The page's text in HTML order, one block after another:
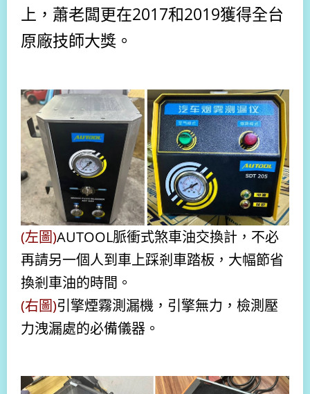
上，蕭老闆更在2017和2019獲得全台
原廠技師大獎。
(左圖)AUTOOL脈衝式煞車油交換計，不必
再請另一個人到車上踩剎車踏板，大幅節省
換剎車油的時間。
(右圖)引擎煙霧測漏機，引擎無力，檢測壓
力洩漏處的必備儀器。